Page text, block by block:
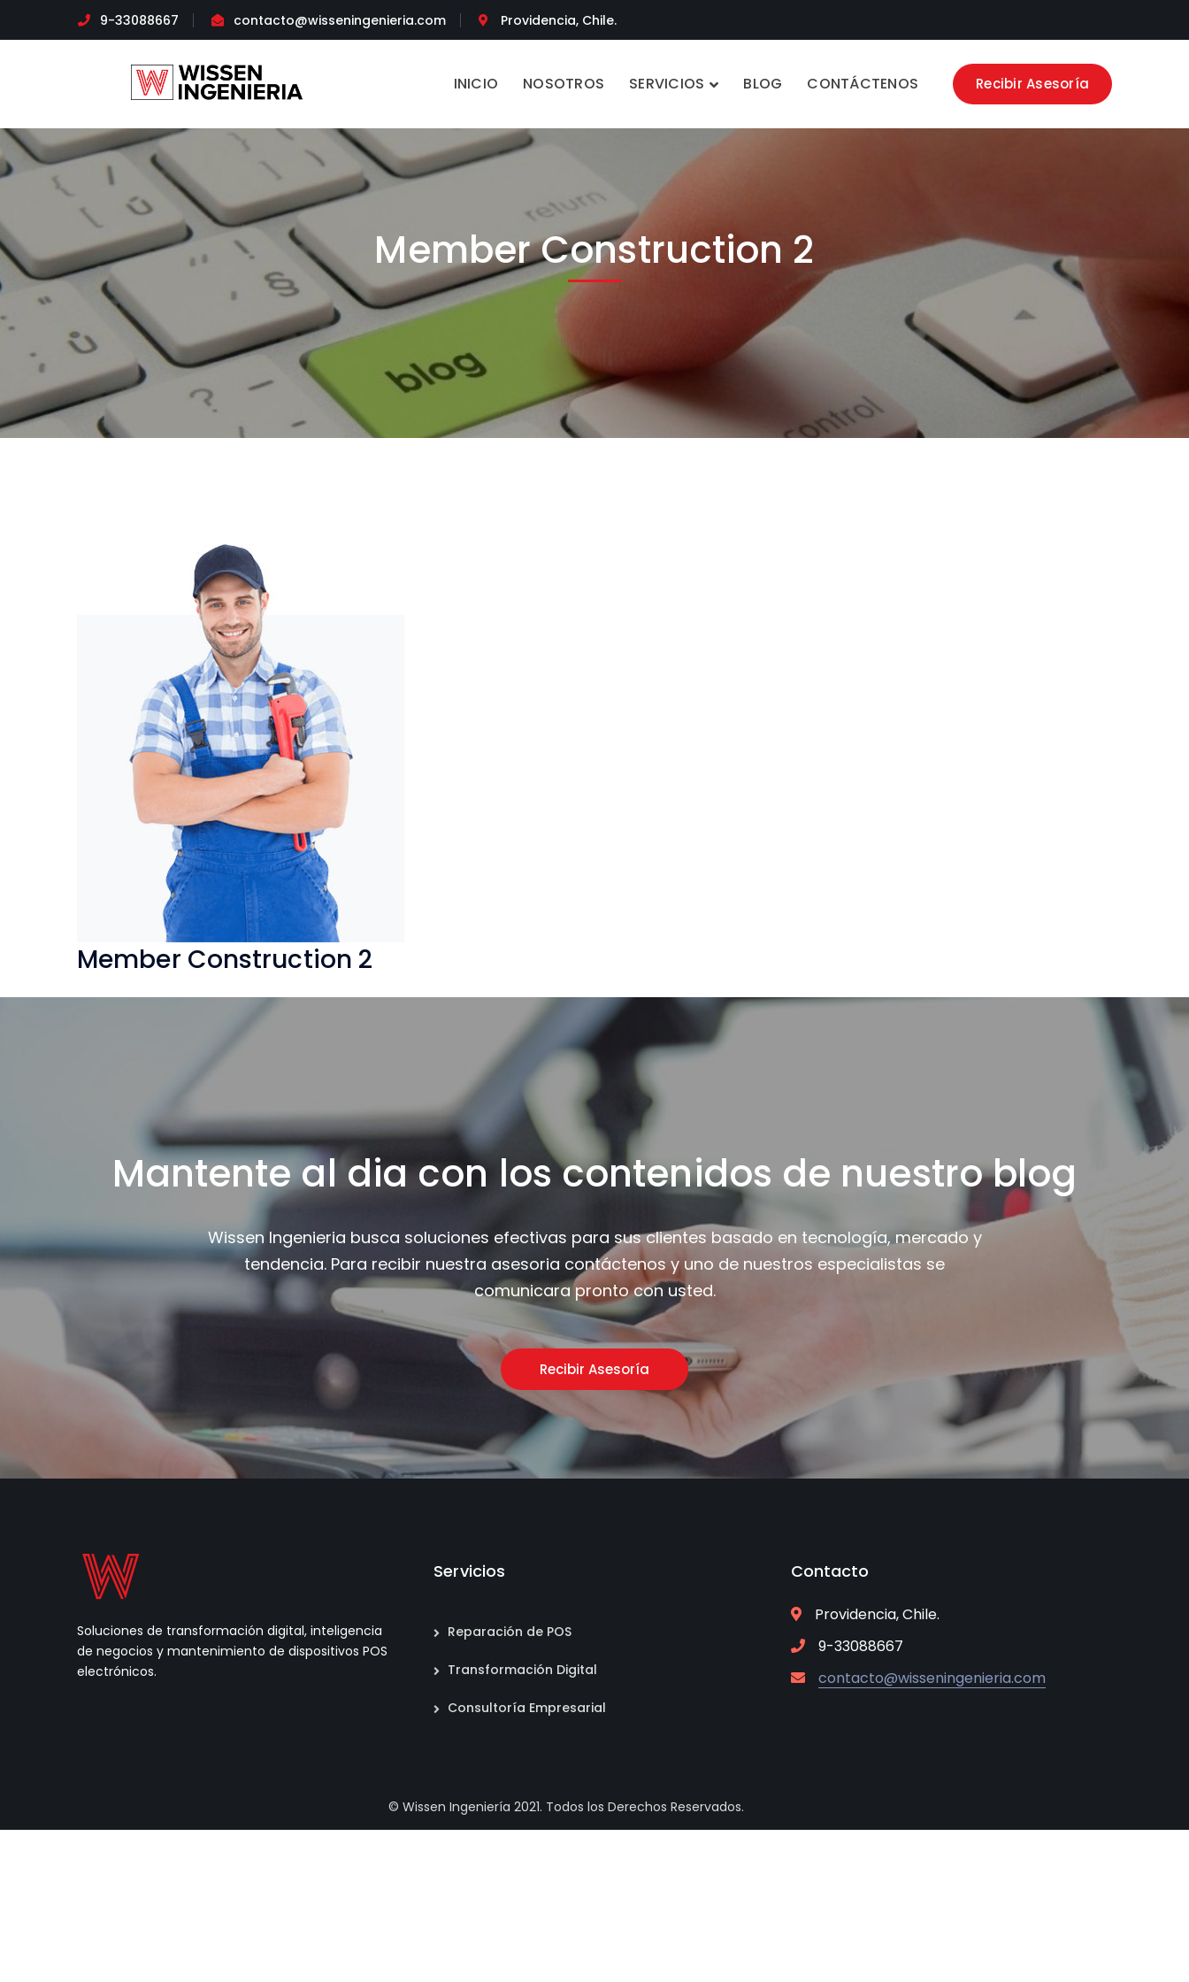
9-33088667 contacto@wisseningenieria.com Providencia, Chile.
Recibir Asesoría
INICIO NOSOTROS SERVICIOS BLOG CONTÁCTENOS
Member Construction 2
Member Construction 2
Mantente al dia con los contenidos de nuestro blog
Wissen Ingenieria busca soluciones efectivas para sus clientes basado en tecnología, mercado y
tendencia. Para recibir nuestra asesoria contáctenos y uno de nuestros especialistas se
comunicara pronto con usted.
Recibir Asesoría
Soluciones de transformación digital, inteligencia
de negocios y mantenimiento de dispositivos POS
electrónicos.
Servicios
Reparación de POS
Transformación Digital
Consultoría Empresarial
Contacto
Providencia, Chile.
9-33088667
contacto@wisseningenieria.com
© Wissen Ingeniería 2021. Todos los Derechos Reservados.